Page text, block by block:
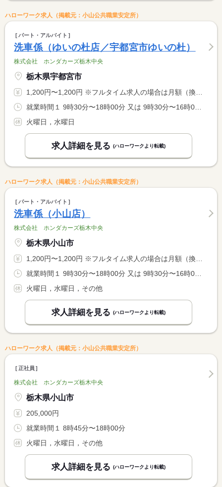
ハローワーク求人（掲載元：小山公共職業安定所）
パート・アルバイト
洗車係（ゆいの杜店／宇都宮市ゆいの杜）
株式会社 ホンダカーズ栃木中央
栃木県宇都宮市
1,200円〜1,200円 ※フルタイム求人の場合は月額（換算額）、パート求人の場合は時間額を表示しています。
火曜日，水曜日
求人詳細を見る (ハローワークより転載)
ハローワーク求人（掲載元：小山公共職業安定所）
パート・アルバイト
洗車係（小山店）
株式会社 ホンダカーズ栃木中央
栃木県小山市
1,200円〜1,200円 ※フルタイム求人の場合は月額（換算額）、パート求人の場合は時間額を表示しています。
火曜日，水曜日，その他
求人詳細を見る (ハローワークより転載)
ハローワーク求人（掲載元：小山公共職業安定所）
正社員
株式会社 ホンダカーズ栃木中央
栃木県小山市
205,000円
就業時間１ 8時45分〜18時00分
火曜日，水曜日，その他
求人詳細を見る (ハローワークより転載)